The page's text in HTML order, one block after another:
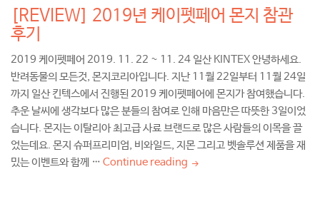
[REVIEW] 2019년 케이펫페어 몬지 참관
후기
2019 케이펫페어 2019. 11. 22 ~ 11. 24 일산 KINTEX 안녕하세요.
반려동물의 모든것, 몬지코리아입니다. 지난 11월 22일부터 11월 24일
까지 일산 킨텍스에서 진행된 2019 케이펫페어에 몬지가 참여했습니다.
추운 날씨에 생각보다 많은 분들의 참여로 인해 마음만은 따뜻한 3일이었
습니다. 몬지는 이탈리아 최고급 사료 브랜드로 많은 사람들의 이목을 끌
었는데요. 몬지 슈퍼프리미엄, 비와일드, 지몬 그리고 벳솔루션 제품을 재
밌는 이벤트와 함께 … Continue reading [REVIEW] 2019년 케이펫페